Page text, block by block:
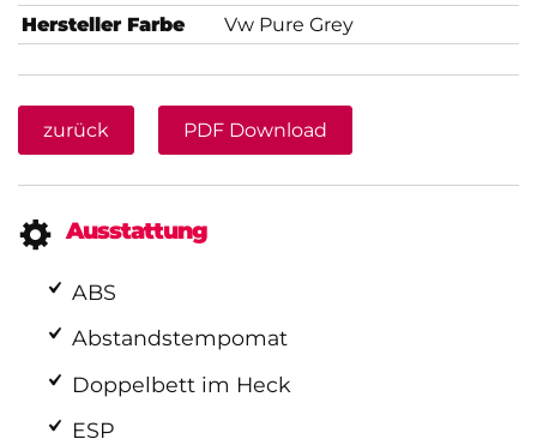
Hersteller Farbe
Vw Pure Grey
zurück PDF Download
Ausstattung
ABS
Abstandstempomat
Doppelbett im Heck
ESP